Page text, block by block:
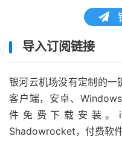
导入订阅链接
银河云机场没有定制的一
客户端，安卓、
件免费下载安装。
Shadowrocket，付费软